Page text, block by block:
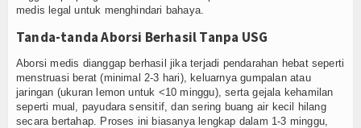
medis legal untuk menghindari bahaya.
Tanda-tanda Aborsi Berhasil Tanpa USG
Aborsi medis dianggap berhasil jika terjadi pendarahan hebat seperti
menstruasi berat (minimal 2-3 hari), keluarnya gumpalan atau
jaringan (ukuran lemon untuk <10 minggu), serta gejala kehamilan
seperti mual, payudara sensitif, dan sering buang air kecil hilang
secara bertahap. Proses ini biasanya lengkap dalam 1-3 minggu,